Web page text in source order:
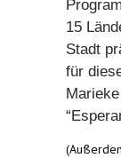
15
Stadt
für